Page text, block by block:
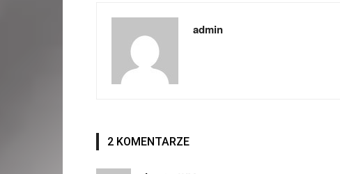
admin
2 KOMENTARZE